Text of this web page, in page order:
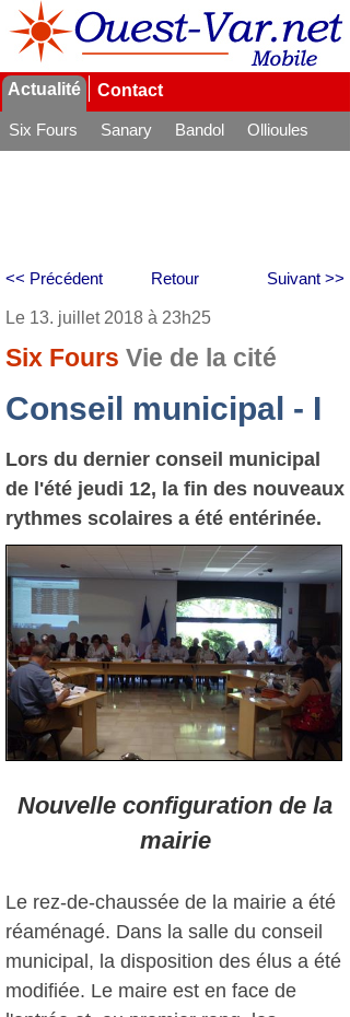
Actualité Contact
Six Fours Sanary Bandol
Ollioules
Retour
<< Précédent Suivant >>
Le 13. juillet 2018 à 23h25
Six Fours Vie de la cité
Conseil municipal - I
Lors du dernier conseil municipal
de l'été jeudi 12, la fin des nouveaux
rythmes scolaires a été entérinée.
Nouvelle configuration de la
mairie
Le rez-de-chaussée de la mairie a été
réaménagé. Dans la salle du conseil
municipal, la disposition des élus a été
modifiée. Le maire est en face de